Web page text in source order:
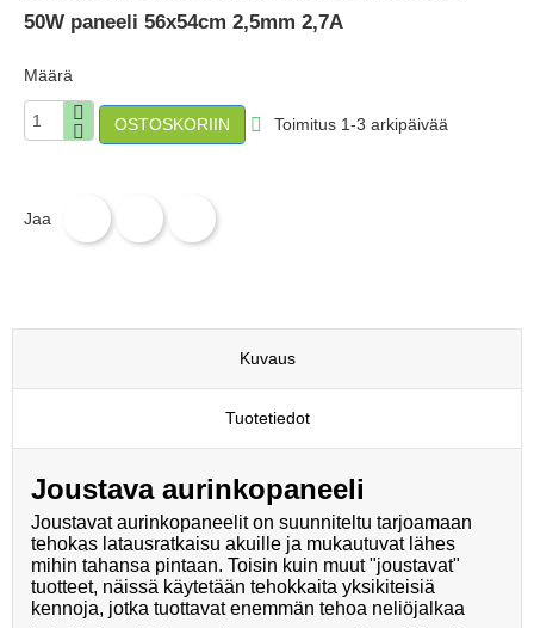
50W paneeli 56x54cm 2,5mm 2,7A
Määrä
OSTOSKORIIN  Toimitus 1-3 arkipäivää
Jaa
Kuvaus
Tuotetiedot
Joustava aurinkopaneeli
Joustavat aurinkopaneelit on suunniteltu tarjoamaan
tehokas latausratkaisu akuille ja mukautuvat lähes
mihin tahansa pintaan. Toisin kuin muut "joustavat"
tuotteet, näissä käytetään tehokkaita yksikiteisiä
kennoja, jotka tuottavat enemmän tehoa neliöjalkaa